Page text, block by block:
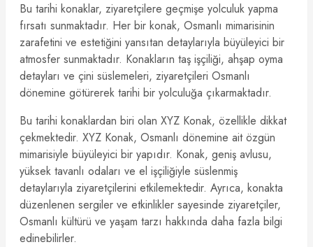
Bu tarihi konaklar, ziyaretçilere geçmişe yolculuk yapma
fırsatı sunmaktadır. Her bir konak, Osmanlı mimarisinin
zarafetini ve estetiğini yansıtan detaylarıyla büyüleyici bir
atmosfer sunmaktadır. Konakların taş işçiliği, ahşap oyma
detayları ve çini süslemeleri, ziyaretçileri Osmanlı
dönemine götürerek tarihi bir yolculuğa çıkarmaktadır.
Bu tarihi konaklardan biri olan XYZ Konak, özellikle dikkat
çekmektedir. XYZ Konak, Osmanlı dönemine ait özgün
mimarisiyle büyüleyici bir yapıdır. Konak, geniş avlusu,
yüksek tavanlı odaları ve el işçiliğiyle süslenmiş
detaylarıyla ziyaretçilerini etkilemektedir. Ayrıca, konakta
düzenlenen sergiler ve etkinlikler sayesinde ziyaretçiler,
Osmanlı kültürü ve yaşam tarzı hakkında daha fazla bilgi
edinebilirler.